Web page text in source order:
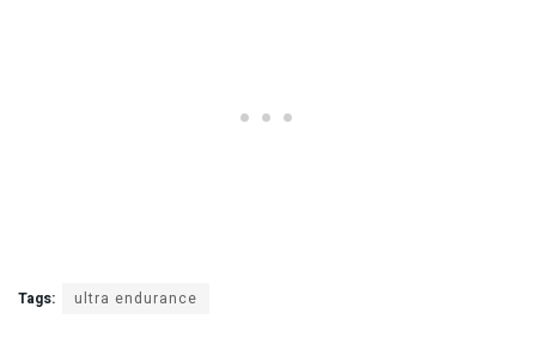
Tags: ultra endurance